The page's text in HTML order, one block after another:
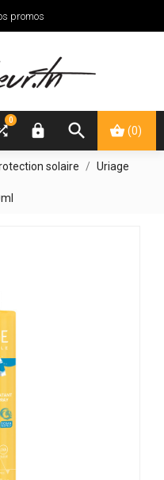
promos
(0)

0
solaire Uriage